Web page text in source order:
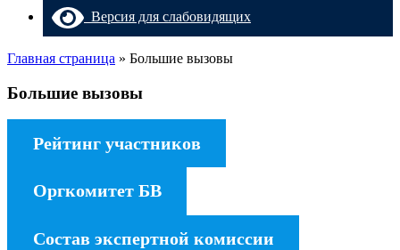
Версия для слабовидящих
Главная страница » Большие вызовы
Большие вызовы
Рейтинг участников
Оргкомитет БВ
Состав экспертной комиссии